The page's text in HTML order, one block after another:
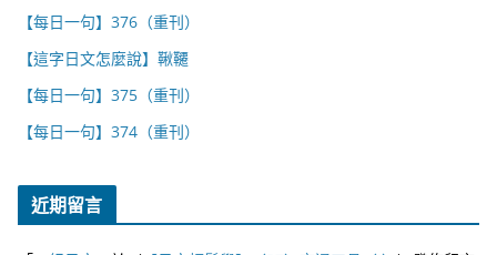
【每日一句】376（重刊）
【這字日文怎麼說】鞦韆
【每日一句】375（重刊）
【每日一句】374（重刊）
近期留言